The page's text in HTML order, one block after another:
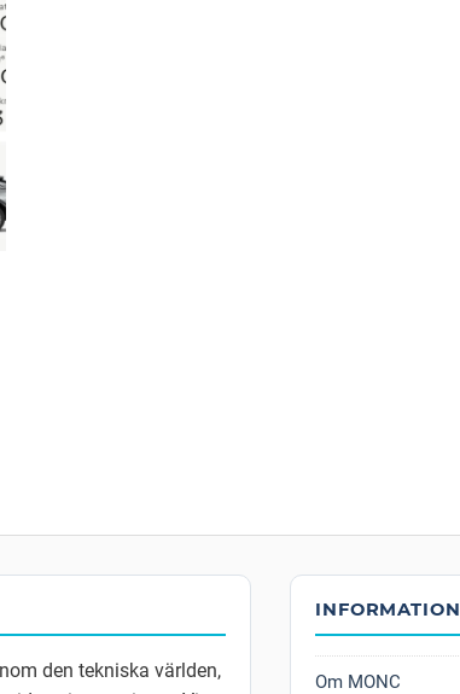
den tekniska världen,
INFORMATION
Om MONC